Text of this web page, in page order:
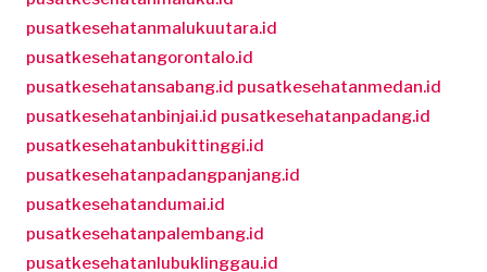
pusatkesehatanmalukuutara.id
pusatkesehatangorontalo.id
pusatkesehatansabang.id pusatkesehatanmedan.id
pusatkesehatanbinjai.id pusatkesehatanpadang.id
pusatkesehatanbukittinggi.id
pusatkesehatanpadangpanjang.id
pusatkesehatandumai.id
pusatkesehatanpalembang.id
pusatkesehatanlubuklinggau.id